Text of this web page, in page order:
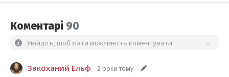
Коментарі 90
Увійдіть, щоб мати можливість коментувати
Закоханий Ельф 2 роки тому